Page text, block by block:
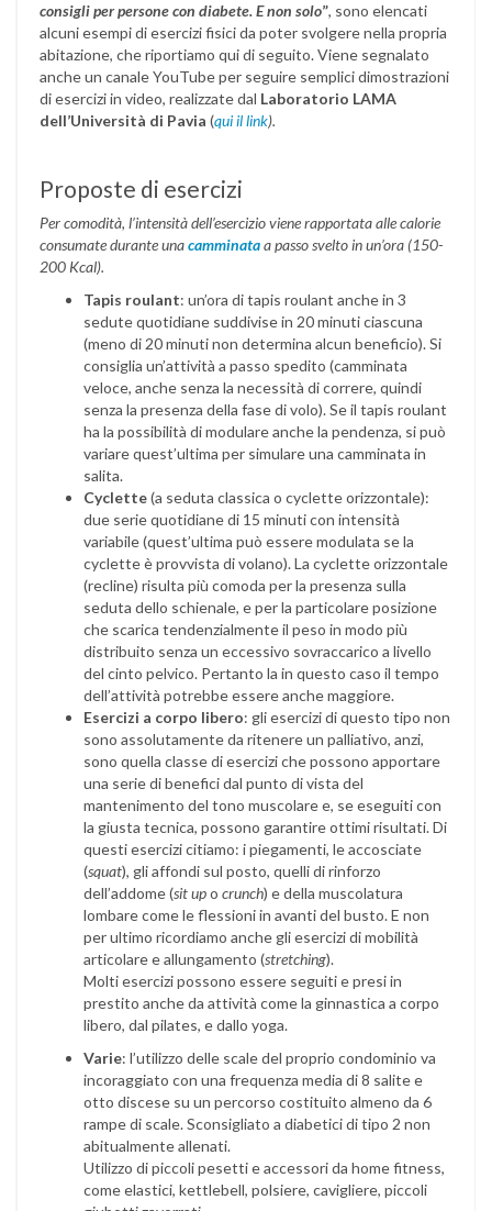
consigli per persone con diabete. E non solo”, sono elencati
alcuni esempi di esercizi fisici da poter svolgere nella propria
abitazione, che riportiamo qui di seguito. Viene segnalato
anche un canale YouTube per seguire semplici dimostrazioni
di esercizi in video, realizzate dal Laboratorio LAMA
dell’Università di Pavia (qui il link).
Proposte di esercizi
Per comodità, l’intensità dell’esercizio viene rapportata alle calorie
consumate durante unacamminataa passo svelto in un’ora (150-
200 Kcal).
Tapis roulant: un’ora di tapis roulant anche in 3
sedute quotidiane suddivise in 20 minuti ciascuna
(meno di 20 minuti non determina alcun beneficio). Si
consiglia un’attività a passo spedito (camminata
veloce, anche senza la necessità di correre, quindi
senza la presenza della fase di volo). Se il tapis roulant
ha la possibilità di modulare anche la pendenza, si può
variare quest’ultima per simulare una camminata in
salita.
Cyclette(a seduta classica o cyclette orizzontale):
due serie quotidiane di 15 minuti con intensità
variabile (quest’ultima può essere modulata se la
cyclette è provvista di volano). La cyclette orizzontale
(recline) risulta più comoda per la presenza sulla
seduta dello schienale, e per la particolare posizione
che scarica tendenzialmente il peso in modo più
distribuito senza un eccessivo sovraccarico a livello
del cinto pelvico. Pertanto la in questo caso il tempo
dell’attività potrebbe essere anche maggiore.
Esercizi a corpo libero: gli esercizi di questo tipo non
sono assolutamente da ritenere un palliativo, anzi,
sono quella classe di esercizi che possono apportare
una serie di benefici dal punto di vista del
mantenimento del tono muscolare e, se eseguiti con
la giusta tecnica, possono garantire ottimi risultati. Di
questi esercizi citiamo: i piegamenti, le accosciate
(squat), gli affondi sul posto, quelli di rinforzo
dell’addome (sit upo crunch) e della muscolatura
lombare come le flessioni in avanti del busto. E non
per ultimo ricordiamo anche gli esercizi di mobilità
articolare e allungamento (stretching).
Molti esercizi possono essere seguiti e presi in
prestito anche da attività come la ginnastica a corpo
libero, dal pilates, e dallo yoga.
Varie: l’utilizzo delle scale del proprio condominio va
incoraggiato con una frequenza media di 8 salite e
otto discese su un percorso costituito almeno da 6
rampe di scale. Sconsigliato a diabetici di tipo 2 non
abitualmente allenati.
Utilizzo di piccoli pesetti e accessori da home fitness,
come elastici, kettlebell, polsiere, cavigliere, piccoli